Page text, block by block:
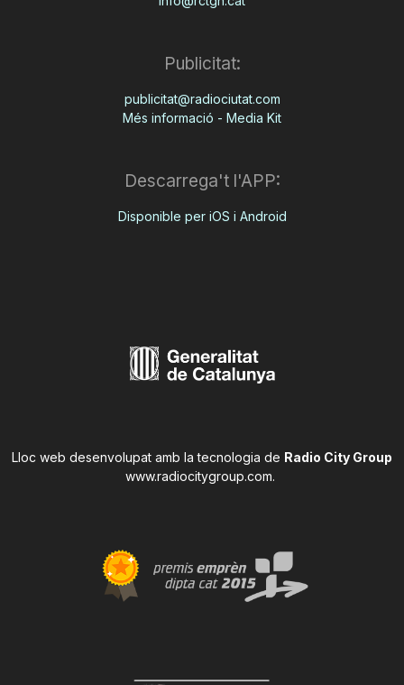
Publicitat:
publicitat@radiociutat.com
Més informació - Media Kit
Descarrega't l'APP:
Disponible per iOS i Android
Lloc web desenvolupat amb la tecnologia de Radio City Group
www.radiocitygroup.com.